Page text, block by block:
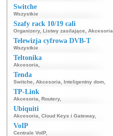
Switche
Wszystkie
Szafy rack 10/19 cali
Organizery, Listwy zasilające Akcesoria
Telewizja cyfrowa DVB-T
Wszystkie
Teltonika
Akcesoria
Tenda
Switche Akcesoria Inteligentny dom
TP-Link
Akcesoria Routery,
Ubiquiti
Akcesoria Cloud Keys i Gateway,
VoIP
Centrale VoIP,